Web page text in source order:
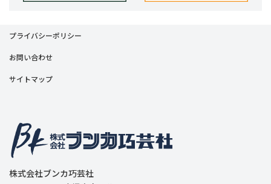
プライバシーポリシー
お問い合わせ
サイトマップ
株式会社ブンカ巧芸社